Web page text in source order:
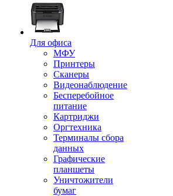
Для офиса
МФУ
Принтеры
Сканеры
Видеонаблюдение
Бесперебойное
питание
Картриджи
Оргтехника
Терминалы сбора
данных
Графические
планшеты
Уничтожители
бумаг